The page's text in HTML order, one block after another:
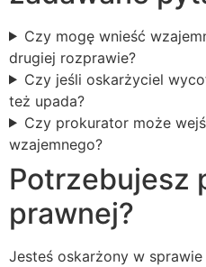
Czy mogę wnieść
drugiej rozprawie?
Czy jeśli oskarżyciel
też upada?
Czy prokurator może
wzajemnego?
Potrzebujesz
prawnej?
Jesteś oskarżony w